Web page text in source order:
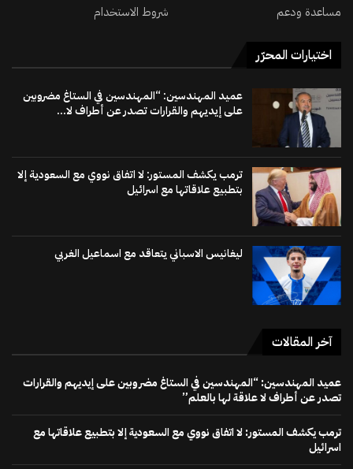
مساعدة ودعم
شروط الاستخدام
اختيارات المحرّر
عميد المهندسين: “المهندسين في الستاغ مضروبين
على إيديهم والقرارات تصدر عن أطراف لا...
ترمب يكشف المستور: لا اتفاق نووي مع السعودية إلا
بتطبيع علاقاتها مع اسرائيل
ليغانيس الاسباني يتعاقد مع اسماعيل الغربي
آخر المقالات
عميد المهندسين: “المهندسين في الستاغ مضروبين على إيديهم والقرارات
تصدر عن أطراف لا علاقة لها بالعلم”
ترمب يكشف المستور: لا اتفاق نووي مع السعودية إلا بتطبيع علاقاتها مع
اسرائيل